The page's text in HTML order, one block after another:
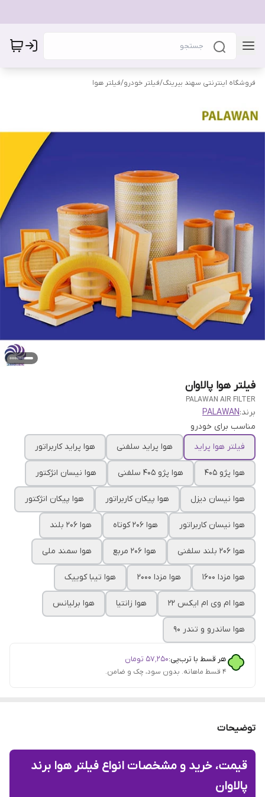
فروشگاه اینترنتی سهند بیرینگ/فیلتر خودرو/فیلتر هوا
فیلتر هوا پالاوان
PALAWAN AIR FILTER
برند:PALAWAN
مناسب برای خودرو
فیلتر هوا پراید
هوا پراید سلفنی هوا پراید کاربراتور
هوا پژو ۴۰۵ هوا پژو ۴۰۵ سلفنی هوا نیسان انژکتور
هوا نیسان دیزل هوا پیکان کاربراتور هوا پیکان انژکتور
هوا نیسان کاربراتور هوا ۲۰۶ کوتاه هوا 206 بلند
هوا 206 بلند سلفنی هوا 206 مربع هوا سمند ملی
هوا مزدا ۱۶۰۰ هوا مزدا 2000 هوا تیبا کوییک‌
هوا ام وی ام ایکس ۲۲ هوا زانتیا هوا برلیانس
هوا ساندرو و تندر ۹۰
هر قسط با ترب‌پی:۵۷٬۲۵۰ تومان
۴ قسط ماهانه. بدون سود، چک و ضامن.
توضیحات
قیمت، خرید و مشخصات انواع فیلتر هوا برند
پالاوان